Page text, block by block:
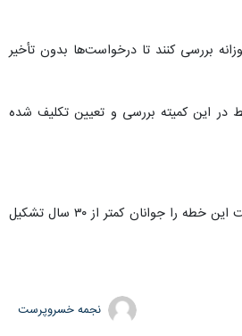
بررسی کنند تا درخواست‌ها بدون تأخیر
پرونده‌های بیمه بیکاری خبر داد و افزود: تاکنون وضعیت ۸۵۲ متقاضی واجد شرایط در این کمیته بررسی و تعیین تکلیف شده
به گزارش ایرنا، سیستان و بلوچستان با بیش‌از سه میلیون و ۳۳۷ هزار نفر جمعیت،‌ جوانترین استان کشور محسوب می شود؛ حدود ۷۰ درصد جمعیت این خطه را جوانان کمتر از ۳۰ سال تشکیل
نجمه خسروپرست